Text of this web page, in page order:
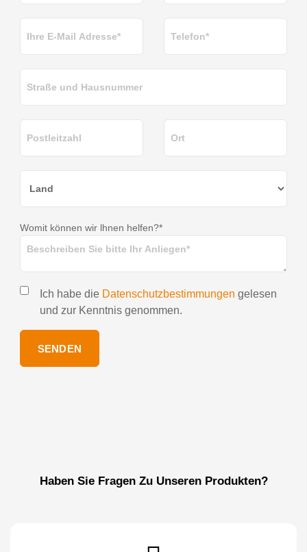
Womit können wir lhnen helfen?*
Ich habe die Datenschutzbestimmungen gelesen
und zur Kenntnis genommen.
SENDEN
Haben Sie Fragen Zu Unseren Produkten?